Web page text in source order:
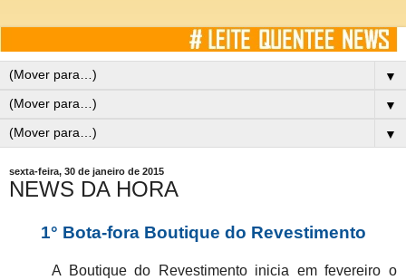
▼
▼
▼
sexta-feira, 30 de janeiro de 2015
NEWS DA HORA
1° Bota-fora Boutique do Revestimento
A Boutique do Revestimento inicia em fevereiro o